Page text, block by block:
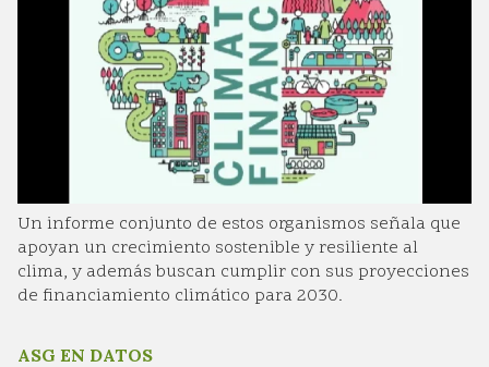
Un informe conjunto de estos organismos señala que
apoyan un crecimiento sostenible y resiliente al
clima, y además buscan cumplir con sus proyecciones
de financiamiento climático para 2030.
ASG EN DATOS